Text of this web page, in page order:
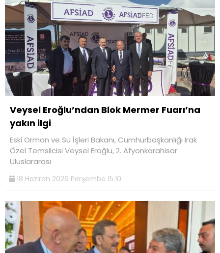
Veysel Eroğlu’ndan Blok Mermer Fuarı’na
yakın ilgi
Eski Orman ve Su İşleri Bakanı, Cumhurbaşkanlığı Irak
Özel Temsilcisi Veysel Eroğlu, 2. Afyonkarahisar
Uluslararası
18 Haziran 2026 Perşembe 15:10